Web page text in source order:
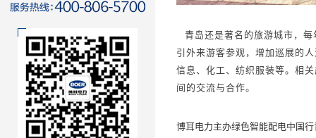
青岛还是著名的旅游城市，
引外来游客参观，增加巡展的
信息、化工、纺织服装等。相
间的交流与合作。
博耳电力主办绿色智能配电中国